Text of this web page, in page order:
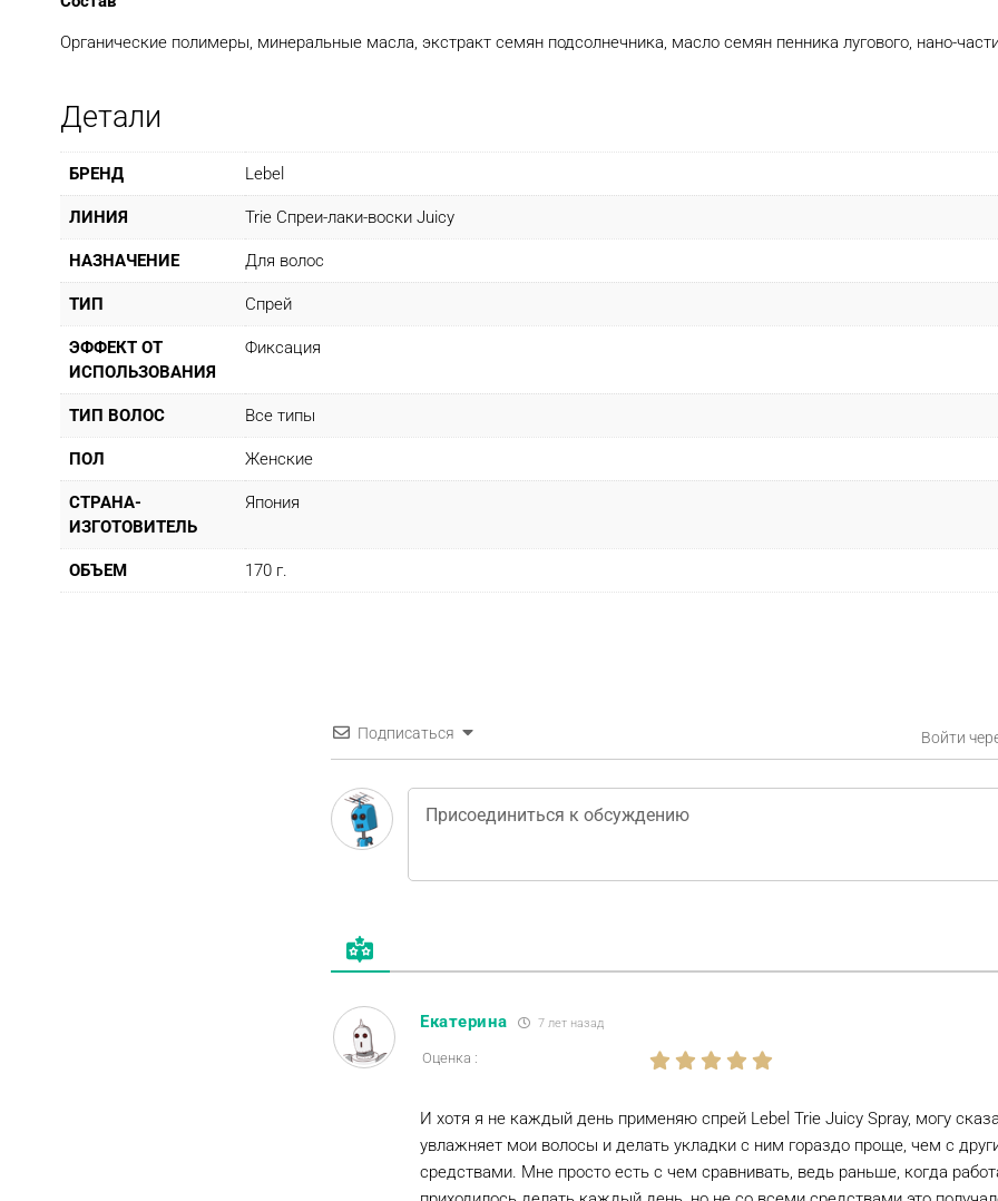
Органические полимеры, минеральные масла, экстракт семян подсолнечника, масло семян пенника лугового, нано-
Детали
БРЕНД Lebel
ЛИНИЯ Trie Спреи-лаки-воски Juicy
НАЗНАЧЕНИЕ Для волос
ТИП Спрей
ЭФФЕКТ ОТ
ИСПОЛЬЗОВАНИЯ
Фиксация
ТИП ВОЛОС Все типы
ПОЛ Женские
СТРАНА-
ИЗГОТОВИТЕЛЬ
Япония
ОБЪЕМ 170 г.
Подписаться Войти
Екатерина 7 лет назад
Оценка :
И хотя я не каждый день применяю спрей Lebel Trie Juicy Spray, могу
увлажняет мои волосы и делать укладки с ним гораздо проще, чем с
средствами. Мне просто есть с чем сравнивать, ведь раньше, когда